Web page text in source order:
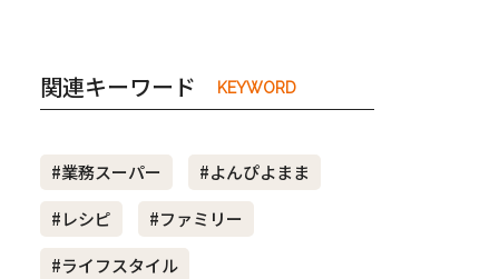
関連キーワード KEYWORD
#業務スーパー
#よんぴよまま
#レシピ
#ファミリー
#ライフスタイル